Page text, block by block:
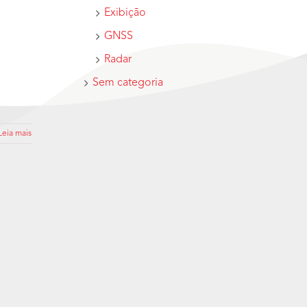
Leia mais
Exibição
GNSS
Radar
Sem categoria